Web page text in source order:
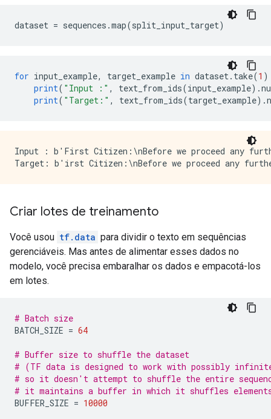
dataset = sequences .map(split_input_target)
for input_example, target_example in dataset. take(1
print( "Input :" , text_from_ids(input_example).
print( "Target:" , text_from_ids(target_example).
Input : b'First Citizen:\nBefore we proceed any
Criar lotes de treinamento
Você usou tf.data para dividir o texto em sequências
gerenciáveis. Mas antes de alimentar esses dados no
modelo, você precisa embaralhar os dados e empacotá-los
em lotes.
# Batch size
BATCH_SIZE = 64
# Buffer size to shuffle the dataset
# (TF data is designed to work with possibly infinite
# so it doesn't attempt to shuffle the entire
# it maintains a buffer in which it shuffles
BUFFER_SIZE = 10000